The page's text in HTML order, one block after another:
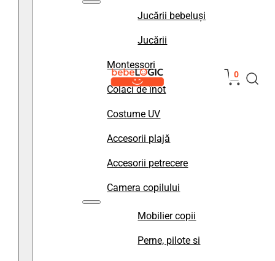
Jucării bebeluși
Jucării
Montessori
Colaci de înot
Costume UV
Accesorii plajă
Accesorii petrecere
Camera copilului
Mobilier copii
Perne, pilote si
0